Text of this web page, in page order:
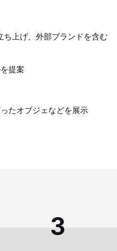
上げ、外部ブランドを含む
提案
たオブジェなどを展示